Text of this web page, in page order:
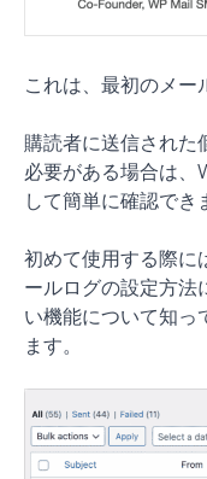
これは、最初のメー
購読者に送信された
必要がある場合は、
して簡単に確認でき
初めて使用する際に
ールログの設定方法
い機能について知っ
ます。